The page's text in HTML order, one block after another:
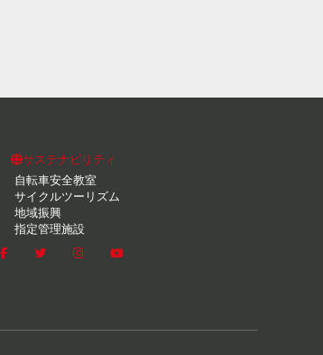
サステナビリティ
自転車安全教室
サイクルツーリズム
地域振興
指定管理施設